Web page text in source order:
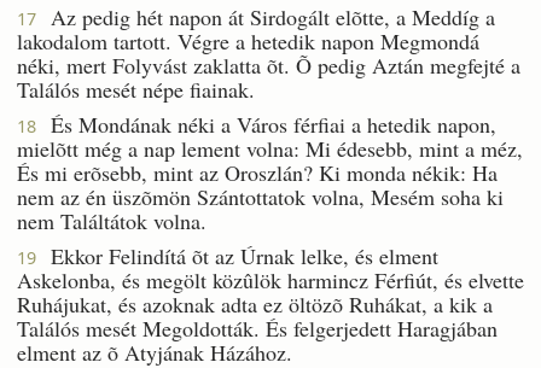
17
Az pedig hét napon át Sirdogált elõtte, a Meddíg a
lakodalom tartott. Végre a hetedik napon Megmondá
néki, mert Folyvást zaklatta õt. Õ pedig Aztán megfejté a
Találós mesét népe fiainak.
18
És Mondának néki a Város férfiai a hetedik napon,
mielõtt még a nap lement volna: Mi édesebb, mint a méz,
És mi erõsebb, mint az Oroszlán? Ki monda nékik: Ha
nem az én üszõmön Szántottatok volna, Mesém soha ki
nem Találtátok volna.
19
Ekkor Felindítá õt az Úrnak lelke, és elment
Askelonba, és megölt közûlök harmincz Férfiút, és elvette
Ruhájukat, és azoknak adta ez öltözõ Ruhákat, a kik a
Találós mesét Megoldották. És felgerjedett Haragjában
elment az õ Atyjának Házához.